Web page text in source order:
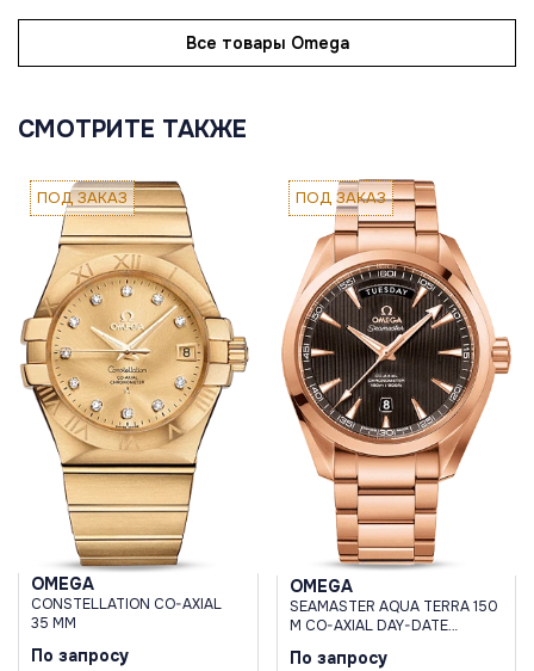
Все товары Omega
СМОТРИТЕ ТАКЖЕ
ПОД ЗАКАЗ
OMEGA
CONSTELLATION CO-AXIAL
35 MM
По запросу
ПОД ЗАКАЗ
OMEGA
SEAMASTER AQUA TERRA 150
M CO-AXIAL DAY-DATE
По запросу